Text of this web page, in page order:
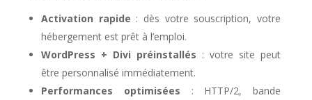
Activation rapide : dès votre souscription, votre
hébergement est prêt à l’emploi.
WordPress + Divi préinstallés : votre site peut
être personnalisé immédiatement.
Performances optimisées : HTTP/2, bande